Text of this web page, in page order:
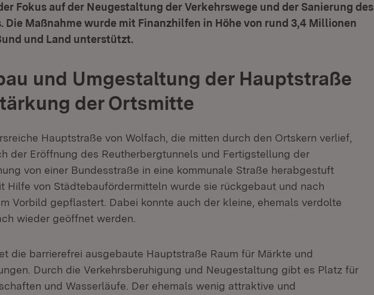
Fokus auf der Neugestaltung der Verkehrswege und der Sanierung des
Die Maßnahme wurde mit Finanzhilfen in Höhe von rund 3,4 Millionen
und Land unterstützt.
und Umgestaltung der Hauptstraße
der Ortsmitte
Hauptstraße von Wolfach, die mitten durch den Ortskern verlief,
der Eröffnung des Reutherbergtunnels und Fertigstellung der
von einer Bundesstraße in eine kommunale Straße herabgestuft
Hilfe von Städtebaufördermitteln wurde sie rückgebaut und nach
Vorbild gepflastert. Dabei konnte auch der kleine, ehemals verdolte
wieder geöffnet werden.
die barrierefrei ausgebaute Hauptstraße Raum für Märkte und
Durch die Verkehrsberuhigung und Neugestaltung gibt es Platz für
und Wasserläufe. Der ehemals wenig attraktive und